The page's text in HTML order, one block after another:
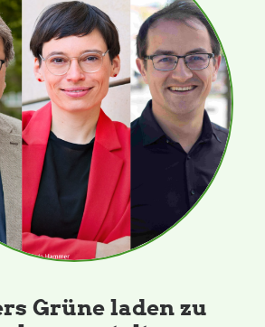
Grüne laden zu